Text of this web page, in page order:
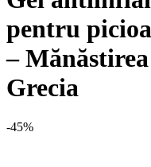
pentru
–
Grecia
-45%